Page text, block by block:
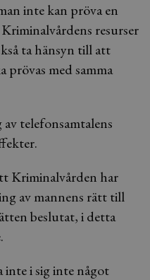
inte kan pröva en
resurser
ta hänsyn till att
prövas med samma
telefonsamtalens
Kriminalvården har
av mannens rätt till
beslutat, i detta
i sig inte något